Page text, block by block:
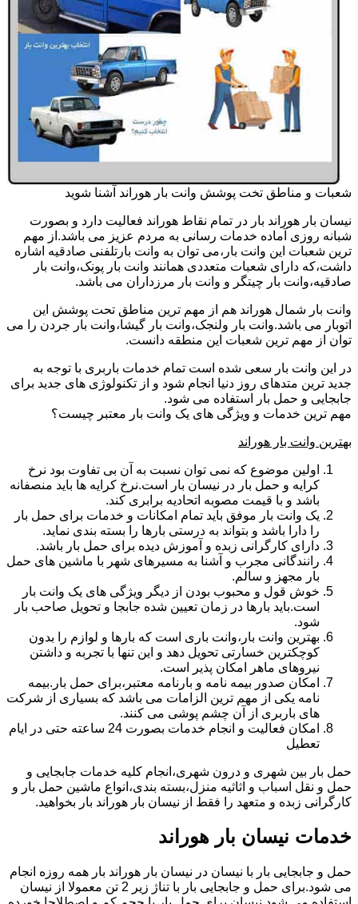
شعبات و مناطق تخت پوشش وانت بار هوراند آشنا شوید
نیسان بار هوراند بار در تمام نقاط هوراند فعالیت دارد و بصورت
شبانه روزی آماده خدمات رسانی به مردم عزیز می باشد.از مهم
ترین شعبات این وانت بار،می توان به وانت بارتلفنی صادقیه اشاره
داشت،که دارای شعبات متعددی همانند وانت بار پونک،وانت بار
صادقیه،وانت بار چیتگر و وانت بار مرزداران می باشد.
وانت بار شمال هوراند هم از مهم ترین مناطق تحت پوشش این
اتوبار می باشد.وانت بار ولنجک،وانت بار گیشا،وانت بار جردن را می
توان از مهم ترین شعبات این منطقه دانست.
در این وانت بار سعی شده است تمام خدمات باربری با توجه به
جدید ترین متدهای روز دنیا انجام شود و از تکنولوژی های جدید برای
جابجایی و حمل بار استفاده می شود.
مهم ترین خدمات و ویژگی های یک وانت بار معتبر چیست؟
بهترین وانت بار هوراند
اولین موضوع که نمی توان نسبت به آن بی تفاوت بود نرخ
کرایه و حمل بار در نیسان بار است.نرخ کرایه ها باید منصفانه
باشد و با قیمت مصوبه اتحادیه برابری کند.
یک وانت بار موفق باید تمام امکانات و خدمات برای حمل بار
را دارا باشد و بتواند به درستی بارها را بسته بندی نماید.
دارای کارگرانی زبده و آموزش دیده برای حمل بار باشد.
رانندگانی مجرب و آشنا به مسیرهای شهر با ماشین های حمل
بار مجهز و سالم.
خوش قول و محبوب بودن از دیگر ویژگی های یک وانت بار
است.باید بارها در زمان تعیین شده جابجا و تحویل صاحب بار
شود.
بهترین وانت بار،وانت باری است که بارها و لوازم را بدون
کوچکترین خسارتی تحویل دهد و این تنها با تجربه و داشتن
نیروهای ماهر امکان پذیر است.
امکان صدور بیمه نامه و بارنامه معتبر،برای حمل بار.بیمه
نامه یکی از مهم ترین الزامات می باشد که بسیاری از شرکت
های باربری از آن چشم پوشی می کنند.
امکان فعالیت و انجام خدمات بصورت 24 ساعته حتی در ایام
تعطیل
حمل بار بین شهری و درون شهری،انجام کلیه خدمات جابجایی و
حمل و نقل اسباب و اثاثیه منزل،بسته بندی،انواع ماشین حمل بار و
کارگرانی زبده و متعهد را فقط از نیسان بار هوراند بار بخواهید.
خدمات نیسان بار هوراند
حمل و جابجایی بار با نیسان در نیسان بار هوراند بار همه روزه انجام
می شود.برای حمل و جابجایی بار با تناژ زیر 2 تن معمولا از نیسان